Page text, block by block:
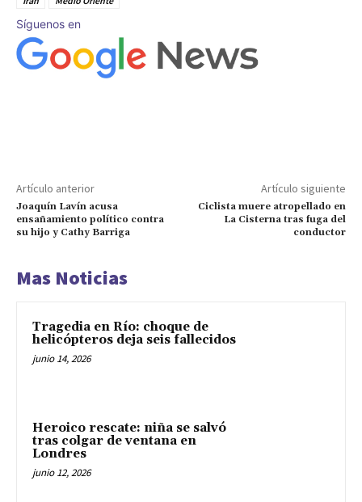
Síguenos en
Artículo anterior
Joaquín Lavín acusa
ensañamiento político contra
su hijo y Cathy Barriga
Artículo siguiente
Ciclista muere atropellado en
La Cisterna tras fuga del
conductor
Mas Noticias
Tragedia en Río: choque de
helicópteros deja seis fallecidos
junio 14, 2026
Heroico rescate: niña se salvó
tras colgar de ventana en
Londres
junio 12, 2026